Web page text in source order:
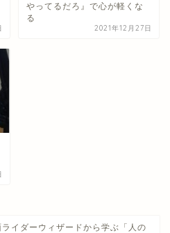
やってるだろ』で心が軽くな
る
2021年12月27日
ライダーウィザードから学ぶ「人の